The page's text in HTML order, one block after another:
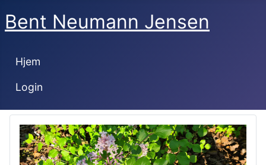
Bent Neumann Jensen
Hjem
Login